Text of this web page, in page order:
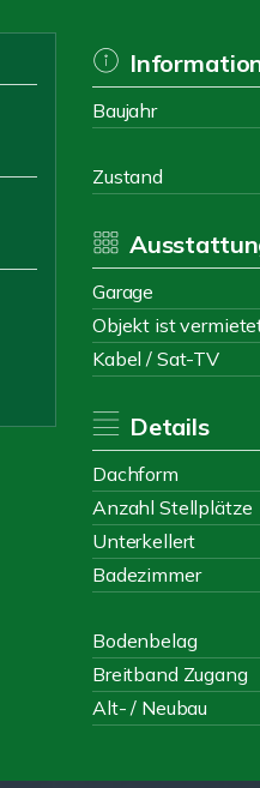
Baujahr
Zustand
Garage
Objekt ist
Kabel / Sat-TV
Details
Dachform
Anzahl Stellplätze
Unterkellert
Badezimmer
Bodenbelag
Breitband Zugang
Alt- / Neubau